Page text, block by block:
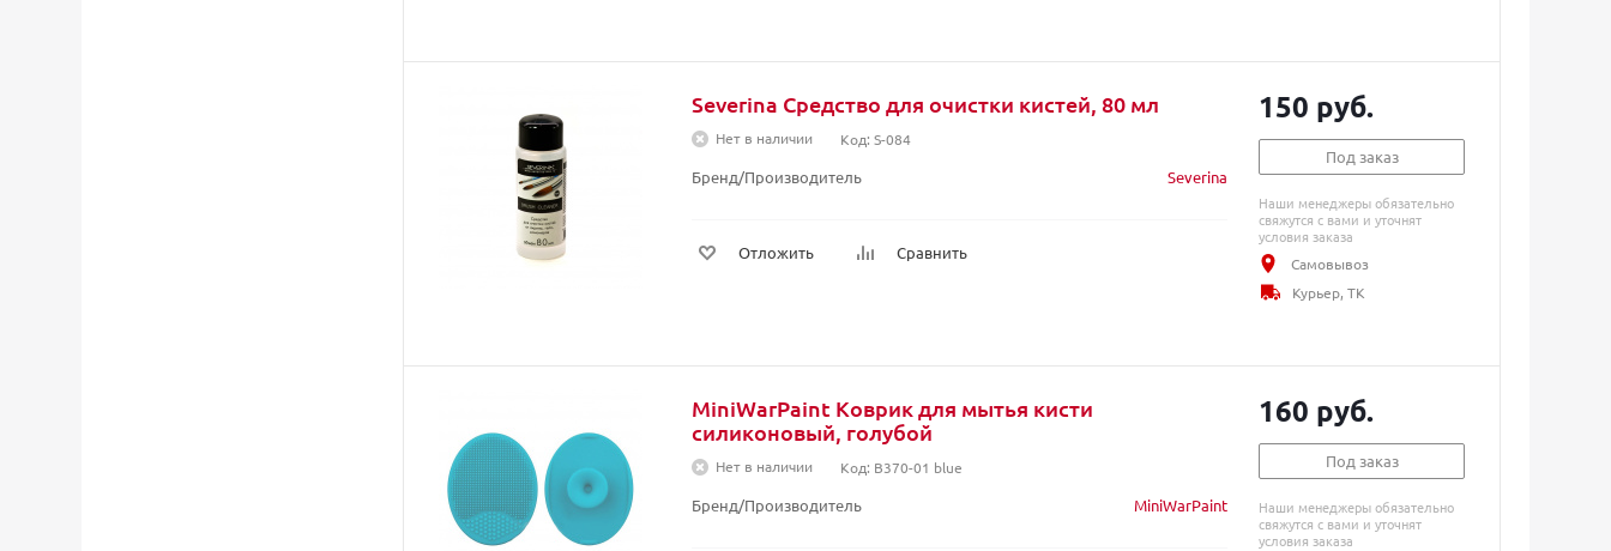
Severina Средство для очистки кистей, 80 мл
Нет в наличии Код: S-084
Бренд/Производитель Severina
Отложить Сравнить
150 руб.
Под заказ
Наши менеджеры обязательно
свяжутся с вами и уточнят
условия заказа
Самовывоз
Курьер, ТК
MiniWarPaint Коврик для мытья кисти
силиконовый, голубой
Нет в наличии Код: B370-01 blue
Бренд/Производитель MiniWarPaint
160 руб.
Под заказ
Наши менеджеры обязательно
свяжутся с вами и уточнят
условия заказа